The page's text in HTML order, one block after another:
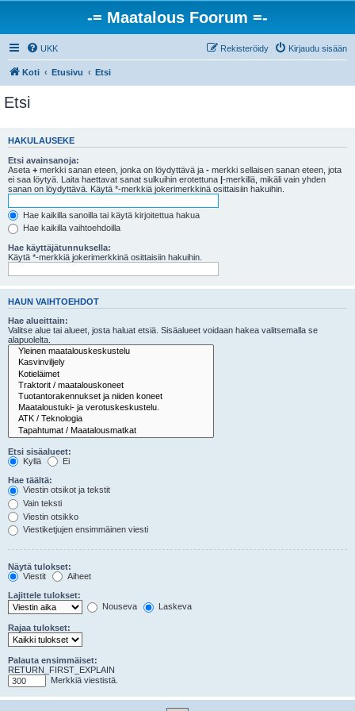
-= Maatalous Foorum =-
UKK Kirjaudu sisään
Rekisteröidy
Koti Etusivu Etsi
Etsi
HAKULAUSEKE
Etsi avainsanoja:
Aseta + merkki sanan eteen, jonka on löydyttävä ja - merkki sellaisen sanan eteen, jota
ei saa löytyä. Laita haettavat sanat sulkuihin erotettuna |-merkillä, mikäli vain yhden
sanan on löydyttävä. Käytä *-merkkiä jokerimerkkinä osittaisiin hakuihin.
Hae kaikilla sanoilla tai käytä kirjoitettua hakua
Hae kaikilla vaihtoehdoilla
Hae käyttäjätunnuksella:
Käytä *-merkkiä jokerimerkkinä osittaisiin hakuihin.
HAUN VAIHTOEHDOT
Hae alueittain:
Valitse alue tai alueet, josta haluat etsiä. Sisäalueet voidaan hakea valitsemalla se
alapuolelta.
Etsi sisäalueet:
Kyllä
Ei
Hae täältä:
Viestin otsikot ja tekstit
Vain teksti
Viestin otsikko
Viestiketjujen ensimmäinen viesti
Näytä tulokset:
Viestit
Aiheet
Lajittele tulokset:
Nouseva
Laskeva
Rajaa tulokset:
Palauta ensimmäiset:
RETURN_FIRST_EXPLAIN
Merkkiä viestistä.